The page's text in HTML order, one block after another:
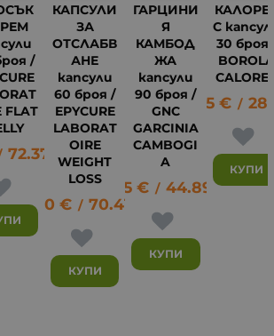
/
FLAT
72.37 лв.
КАПСУЛИ
ЗА
ОТСЛАБВ
АНЕ
капсули
60 броя /
EPYCURE
LABORAT
OIRE
WEIGHT
LOSS
36.00 € / 70.41
КУПИ
ГАРЦИНИ
Я
КАМБОД
ЖА
капсули
90 броя /
GNC
GARCINIA
CAMBOGI
A
22.95 € / 44.89 лв.
КУПИ
С
30 броя
14.65 € /
КУПИ